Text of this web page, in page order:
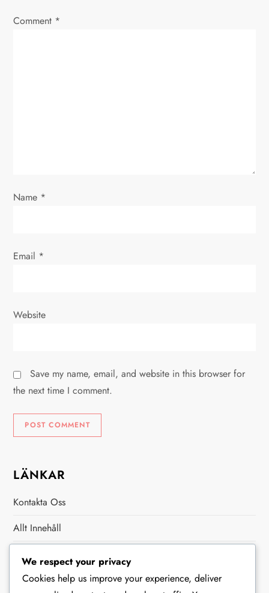
Comment *
Name *
Email *
Website
Save my name, email, and website in this browser for
the next time I comment.
LÄNKAR
Kontakta Oss
Allt Innehåll
KATEGORIER
We respect your privacy
Cookies help us improve your experience, deliver